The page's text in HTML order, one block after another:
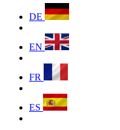
DE
EN
FR
ES